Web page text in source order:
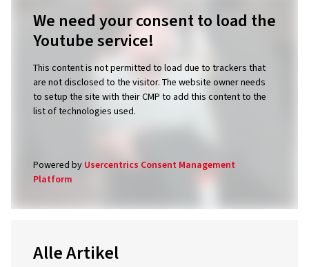
We need your consent to load the
Youtube service!
This content is not permitted to load due to trackers that
are not disclosed to the visitor. The website owner needs
to setup the site with their CMP to add this content to the
list of technologies used.
Powered by Usercentrics Consent Management
Platform
Alle Artikel